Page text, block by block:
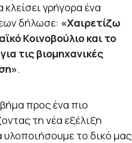
γρήγορα ένα
δήλωσε: «Χαιρετίζω
Κοινοβούλιο και το
τις βιομηχανικές
.
προς ένα πιο
τη νέα εξέλιξη
υλοποιήσουμε το δικό μας